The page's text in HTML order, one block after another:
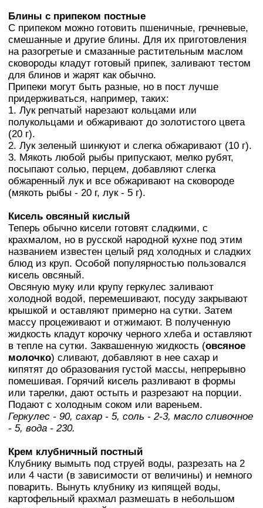
Блины с припеком постные
С припеком можно готовить пшеничные, гречневые,
смешанные и другие блины. Для их приготовления
на разогретые и смазанные растительным маслом
сковороды кладут готовый припек, заливают тестом
для блинов и жарят как обычно.
Припеки могут быть разные, но в пост лучше
придерживаться, например, таких:
1. Лук репчатый нарезают кольцами или
полукольцами и обжаривают до золотистого цвета
(20 г).
2. Лук зеленый шинкуют и слегка обжаривают (10 г).
3. Мякоть любой рыбы припускают, мелко рубят,
посыпают солью, перцем, добавляют слегка
обжаренный лук и все обжаривают на сковороде
(мякоть рыбы - 20 г, лук - 5 г).
Кисель овсяный кислый
Теперь обычно кисели готовят сладкими, с
крахмалом, но в русской народной кухне под этим
названием известен целый ряд холодных и сладких
блюд из круп. Особой популярностью пользовался
кисель овсяный.
Овсяную муку или крупу геркулес заливают
холодной водой, перемешивают, посуду закрывают
крышкой и оставляют примерно на сутки. Затем
массу процеживают и отжимают. В полученную
жидкость кладут корочку черного хлеба и оставляют
в тепле на сутки. Заквашенную жидкость (овсяное
молочко) сливают, добавляют в нее сахар и
кипятят до образования густой массы, непрерывно
помешивая. Горячий кисель разливают в формы
или тарелки, дают остыть и разрезают на порции.
Подают с холодным соком или вареньем.
Геркулес - 90, сахар - 5, соль - 2-3, масло сливочное
- 5, вода - 230.
Крем клубничный постный
Клубнику вымыть под струей воды, разрезать на 2
или 4 части (в зависимости от величины) и немного
поварить. Вынуть клубнику из кипящей воды,
картофельный крахмал размешать в небольшом